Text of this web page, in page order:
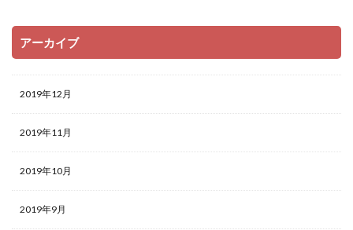
アーカイブ
2019年12月
2019年11月
2019年10月
2019年9月